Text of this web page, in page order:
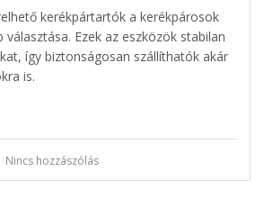
kerékpártartók a kerékpárosok
választása. Ezek az eszközök stabilan
így biztonságosan szállíthatók akár
is.
Nincs hozzászólás